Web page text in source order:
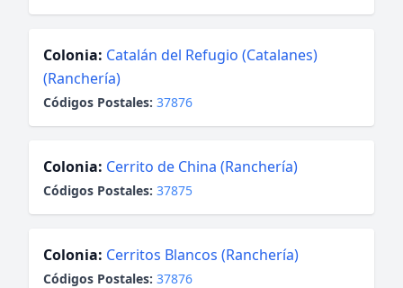
Colonia: Catalán del Refugio (Catalanes)
(Ranchería)
Códigos Postales: 37876
Colonia: Cerrito de China (Ranchería)
Códigos Postales: 37875
Colonia: Cerritos Blancos (Ranchería)
Códigos Postales: 37876